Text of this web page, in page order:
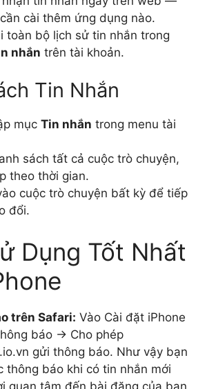
cài thêm ứng dụng nào.
toàn bộ lịch sử tin nhắn trong
nhắn trên tài khoản.
Tin Nhắn
mục Tin nhắn trong menu tài
sách tất cả cuộc trò chuyện,
theo thời gian.
cuộc trò chuyện bất kỳ để tiếp
đổi.
Dụng Tốt Nhất
trên Safari: Vào Cài đặt iPhone
báo → Cho phép
gửi thông báo. Như vậy bạn
thông báo khi có tin nhắn mới
quan tâm đến bài đăng của bạn